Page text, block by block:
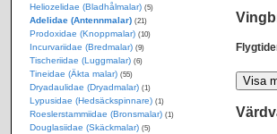
Heliozelidae (Bladhålmalar) (5)
Adelidae (Antennmalar) (21)
Prodoxidae (Knoppmalar) (10)
Incurvariidae (Bredmalar) (9)
Tischeriidae (Luggmalar) (6)
Tineidae (Äkta malar) (55)
Dryadaulidae (Dryadmalar) (1)
Lypusidae (Hedsäckspinnare) (1)
Roeslerstammiidae (Bronsmalar) (1)
Douglasiidae (Skäckmalar) (5)